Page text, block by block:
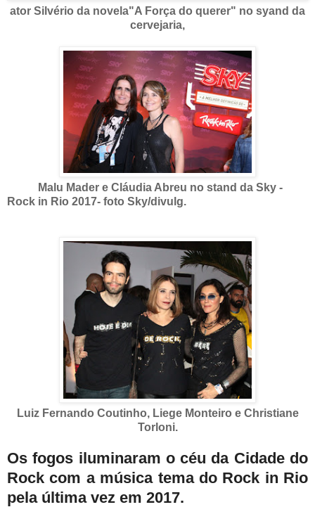
ator Silvério da novela"A Força do querer" no syand da
cervejaria,
Malu Mader e Cláudia Abreu no stand da Sky -
Rock in Rio 2017- foto Sky/divulg.
Luiz Fernando Coutinho, Liege Monteiro e Christiane
Torloni.
Os fogos iluminaram o céu da Cidade do
Rock com a música tema do Rock in Rio
pela última vez em 2017.